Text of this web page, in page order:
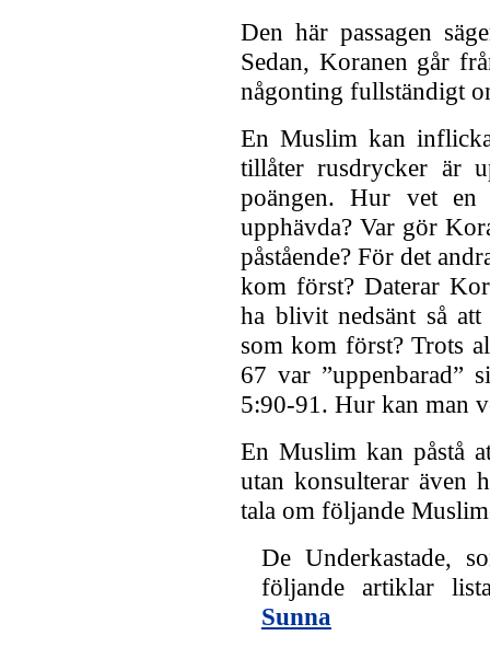
Den här passagen
Sedan, Koranen går
någonting fullständigt
En Muslim kan
tillåter rusdrycker är
poängen. Hur vet
upphävda? Var gör
påstående? För det
kom först? Daterar
ha blivit nedsänt så
som kom först? Trots
67 var ”uppenbarad”
5:90-91. Hur kan man
En Muslim kan påstå
utan konsulterar även
tala om följande
De Underkastade,
följande artiklar
Sunna